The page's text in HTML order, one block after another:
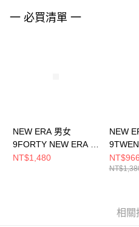
４．使用「AFTEE先享後付」時，將
一 必買清單 一
NEW ERA 男女
9FORTY NEW ERA X
TW NE14329736
NT$1,480
NEW
NE
NT$966
相關